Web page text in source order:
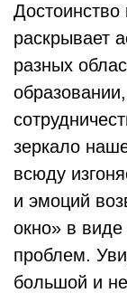
Достоинство
раскрывает
разных
зеркало
всюду
и эмоций
окно» в виде
проблем.
большой и